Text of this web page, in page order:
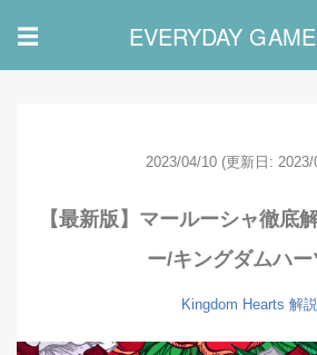
☰ EVERYDAY
2023/04/10 (更新日: 2023/
【最新版】マールーシャ徹底
ー/キングダムハー
Kingdom Hearts 解説